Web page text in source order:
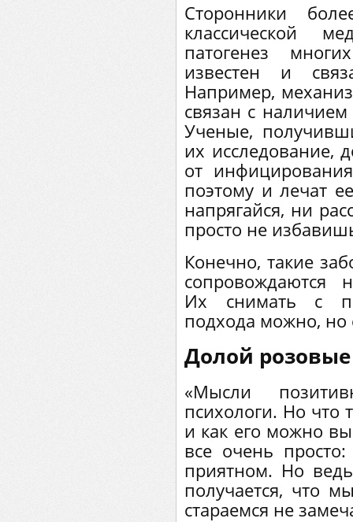
Сторонники
классической
патогенез
известен и
Например,
связан с
Ученые,
их исследование,
от
поэтому и лечат
напрягайся, ни
просто не
Конечно, такие
сопровождаются
Их снимать с
подхода можно, но
Долой
«Мысли
психологи. Но что
и как его можно
все очень
приятном. Но
получается, что
стараемся не